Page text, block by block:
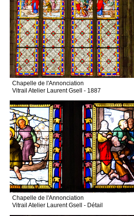
Chapelle de l'Annonciation
Vitrail Atelier Laurent Gsell - 1887
Chapelle de l'Annonciation
Vitrail Atelier Laurent Gsell - Détail